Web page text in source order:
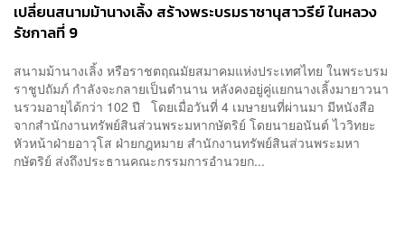
เปลี่ยนสนามม้านางเลิ้ง สร้างพระบรมราชานุสาวรีย์ ในหลวง
รัชกาลที่ 9
สนามม้านางเลิ้ง หรือราชตฤณมัยสมาคมแห่งประเทศไทย ในพระบรม
ราชูปถัมภ์ กำลังจะกลายเป็นตำนาน หลังคงอยู่คู่แยกนางเลิ้งมายาวนา
นรวมอายุได้กว่า 102 ปี โดยเมื่อวันที่ 4 เมษายนที่ผ่านมา มีหนังสือ
จากสำนักงานทรัพย์สินส่วนพระมหากษัตริย์ โดยนายอนันต์ ไววิทยะ
หัวหน้าฝ่ายอาวุโส ฝ่ายกฎหมาย สำนักงานทรัพย์สินส่วนพระมหา
กษัตริย์ ส่งถึงประธานคณะกรรมการอำนวยก...